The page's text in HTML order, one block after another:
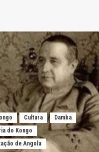
Cultura
Damba
do Kongo
de Angola